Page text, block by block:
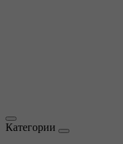
Категории